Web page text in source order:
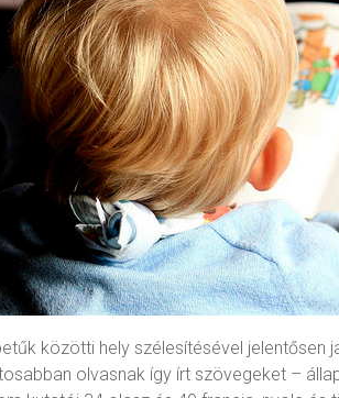
közötti hely szélesítésével jelentősen
olvasnak így írt szövegeket –